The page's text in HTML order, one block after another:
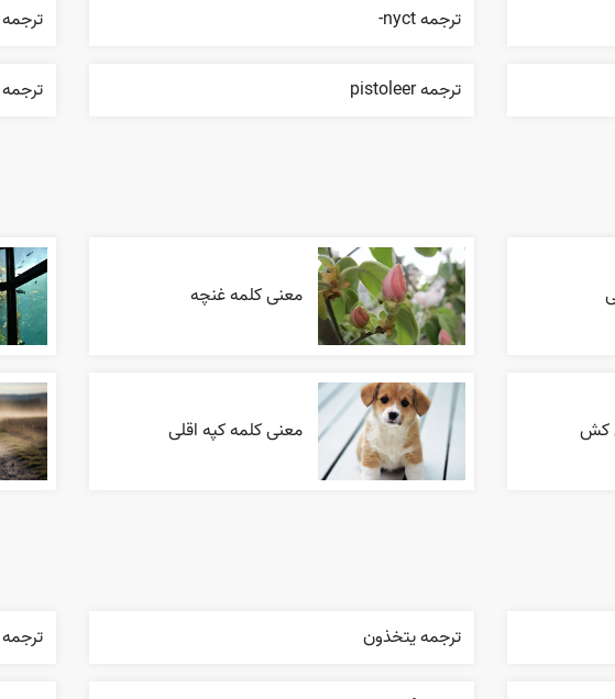
ترجمه nyct- ترجمه humankind
ترجمه pistoleer ترجمه hood
معنی کلمه غنچه
کش معنی کلمه کپه اقلی
ترجمه يتخذون